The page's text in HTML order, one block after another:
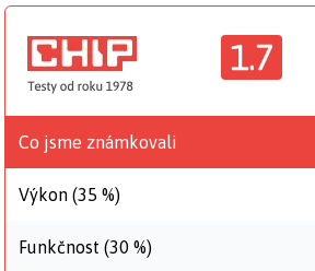
1.7
Co jsme známkovali
Výkon (35 %)
Funkčnost (30 %)